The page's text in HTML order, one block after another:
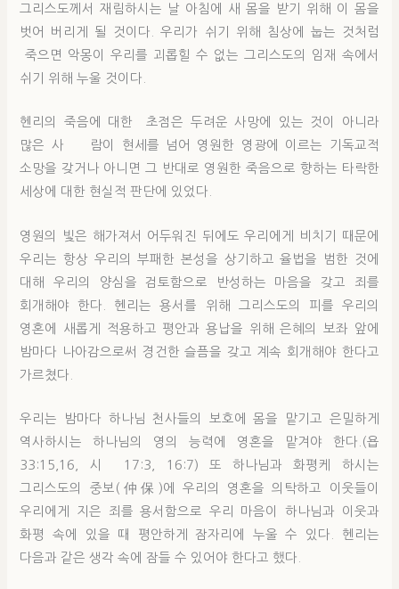
그리스도께서 재림하시는 날 아침에 새 몸을 받기 위해 이 몸을
벗어 버리게 될 것이다. 우리가 쉬기 위해 침상에 눕는 것처럼
죽으면 악몽이 우리를 괴롭힐 수 없는 그리스도의 임재 속에서
쉬기 위해 누울 것이다.
헨리의 죽음에 대한 초점은 두려운 사망에 있는 것이 아니라
많은 사 람이 현세를 넘어 영원한 영광에 이르는 기독교적
소망을 갖거나 아니면 그 반대로 영원한 죽음으로 향하는 타락한
세상에 대한 현실적 판단에 있었다.
영원의 빛은 해가져서 어두워진 뒤에도 우리에게 비치기 때문에
우리는 항상 우리의 부패한 본성을 상기하고 율법을 범한 것에
대해 우리의 양심을 검토함으로 반성하는 마음을 갖고 죄를
회개해야 한다. 헨리는 용서를 위해 그리스도의 피를 우리의
영혼에 새롭게 적용하고 평안과 용납을 위해 은혜의 보좌 앞에
밤마다 나아감으로써 경건한 슬픔을 갖고 계속 회개해야 한다고
가르쳤다.
우리는 밤마다 하나님 천사들의 보호에 몸을 맡기고 은밀하게
역사하시는 하나님의 영의 능력에 영혼을 맡겨야 한다.(욥
33:15,16, 시 17:3, 16:7) 또 하나님과 화평케 하시는
그리스도의 중보(仲保)에 우리의 영혼을 의탁하고 이웃들이
우리에게 지은 죄를 용서함으로 우리 마음이 하나님과 이웃과
화평 속에 있을 때 평안하게 잠자리에 누울 수 있다. 헨리는
다음과 같은 생각 속에 잠들 수 있어야 한다고 했다.